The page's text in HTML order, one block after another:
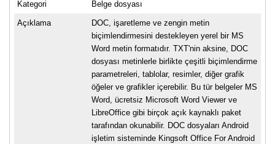
Kategori Belge dosyası
Açıklama
DOC, işaretleme ve zengin metin
biçimlendirmesini destekleyen yerel bir MS
Word metin formatıdır. TXT'nin aksine, DOC
dosyası metinlerle birlikte çeşitli biçimlendirme
parametreleri, tablolar, resimler, diğer grafik
öğeler ve grafikler içerebilir. Bu tür belgeler MS
Word, ücretsiz Microsoft Word Viewer ve
LibreOffice gibi birçok açık kaynaklı paket
tarafından okunabilir. DOC dosyaları Android
işletim sisteminde Kingsoft Office For Android